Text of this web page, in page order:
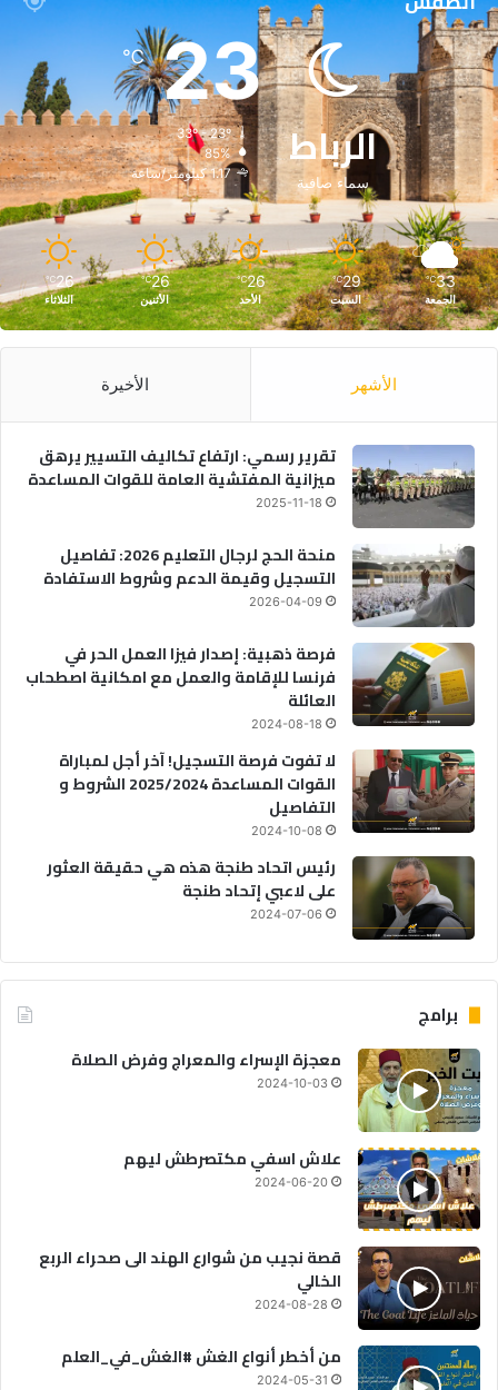
الرباط
سماء صافية
23
℃
33º - 23º
85%
1.17 كيلومتر/ساعة
33
℃
الجمعة
29
℃
السبت
26
℃
الأحد
26
℃
الأثنين
26
℃
الثلاثاء
الأشهر الأخيرة
تقرير رسمي: ارتفاع تكاليف التسيير يرهق
ميزانية المفتشية العامة للقوات المساعدة
2025-11-18
منحة الحج لرجال التعليم 2026: تفاصيل
التسجيل وقيمة الدعم وشروط الاستفادة
2026-04-09
فرصة ذهبية: إصدار فيزا العمل الحر في
فرنسا للإقامة والعمل مع امكانية اصطحاب
العائلة
2024-08-18
لا تفوت فرصة التسجيل! آخر أجل لمباراة
القوات المساعدة 2025/2024 الشروط و
التفاصيل
2024-10-08
رئيس اتحاد طنجة هذه هي حقيقة العثور
على لاعبي إتحاد طنجة
2024-07-06
برامج
معجزة الإسراء والمعراج وفرض الصلاة
2024-10-03
علاش اسفي مكتصرطش ليهم
2024-06-20
قصة نجيب من شوارع الهند الى صحراء الربع
الخالي
2024-08-28
من أخطر أنواع الغش #الغش_في_العلم
2024-05-31